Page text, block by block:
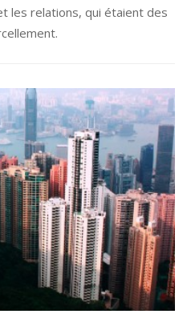
les relations, qui étaient des